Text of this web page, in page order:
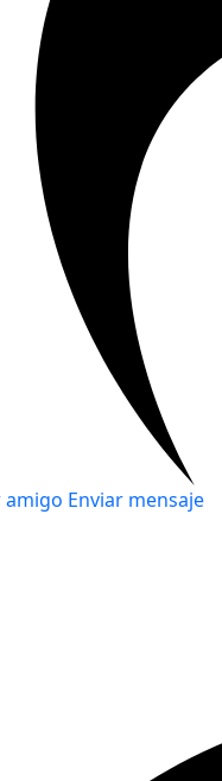
amigo Enviar mensaje